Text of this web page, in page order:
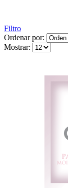
Filtro
Ordenar por:
Mostrar: